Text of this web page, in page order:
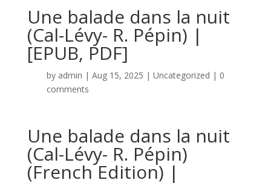
Une balade dans la nuit
(Cal-Lévy- R. Pépin) |
[EPUB, PDF]
by admin | Aug 15, 2025 | Uncategorized | 0
comments
Une balade dans la nuit
(Cal-Lévy- R. Pépin)
(French Edition) |